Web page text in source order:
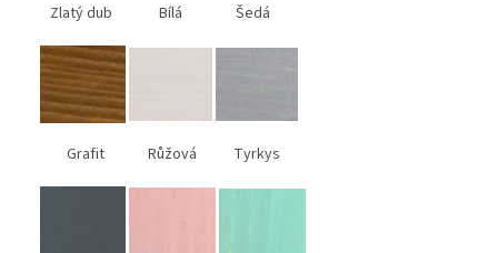
Zlatý dub Bílá Šedá
Grafit Růžová Tyrkys